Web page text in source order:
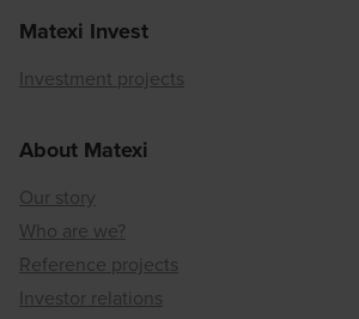
Matexi Invest
Investment projects
About Matexi
Our story
Who are we?
Reference projects
Investor relations